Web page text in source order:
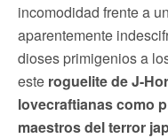
incomodidad frente a
aparentemente
dioses primigenios a
este roguelite de J-
lovecraftianas como
maestros del terror